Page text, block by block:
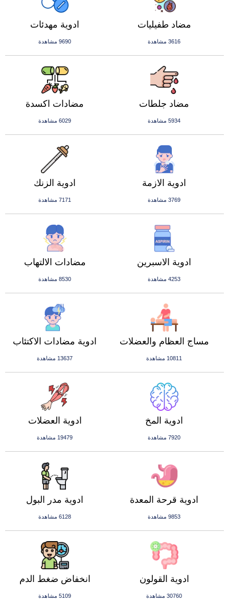
ادوية مهدئات
9690 مشاهدة
مضاد طفيليات
3616 مشاهدة
مضادات اكسدة
6029 مشاهدة
مضاد جلطات
5934 مشاهدة
ادوية الزنك
7171 مشاهدة
ادوية الازمة
3769 مشاهدة
مضادات الالتهاب
8530 مشاهدة
ادوية الاسبرين
4253 مشاهدة
ادوية مضادات الاكتئاب
13637 مشاهدة
مساج العظام والعضلات
10811 مشاهدة
ادوية العضلات
19479 مشاهدة
ادوية المخ
7920 مشاهدة
ادوية مدر البول
6128 مشاهدة
ادوية قرحة المعدة
9853 مشاهدة
انخفاض ضغط الدم
5109 مشاهدة
ادوية القولون
30760 مشاهدة